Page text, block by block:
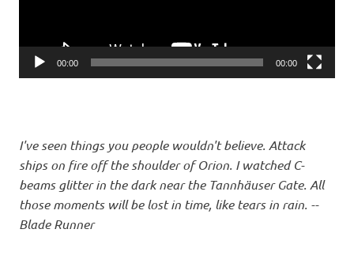
00:00 00:00
I've seen things you people wouldn't believe. Attack
ships on fire off the shoulder of Orion. I watched C-
beams glitter in the dark near the Tannhäuser Gate. All
those moments will be lost in time, like tears in rain. --
Blade Runner